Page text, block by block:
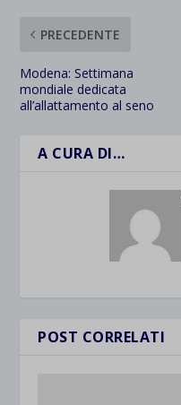
PRECEDENTE
Modena: Settimana
mondiale dedicata
all’allattamento al seno
A CURA DI…
POST CORRELATI